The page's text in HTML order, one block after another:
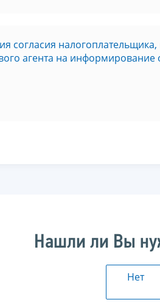
согласия
агента на информирование
Нашли ли Вы
Нет